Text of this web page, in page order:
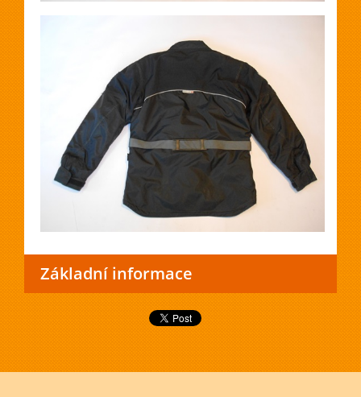
Základní informace